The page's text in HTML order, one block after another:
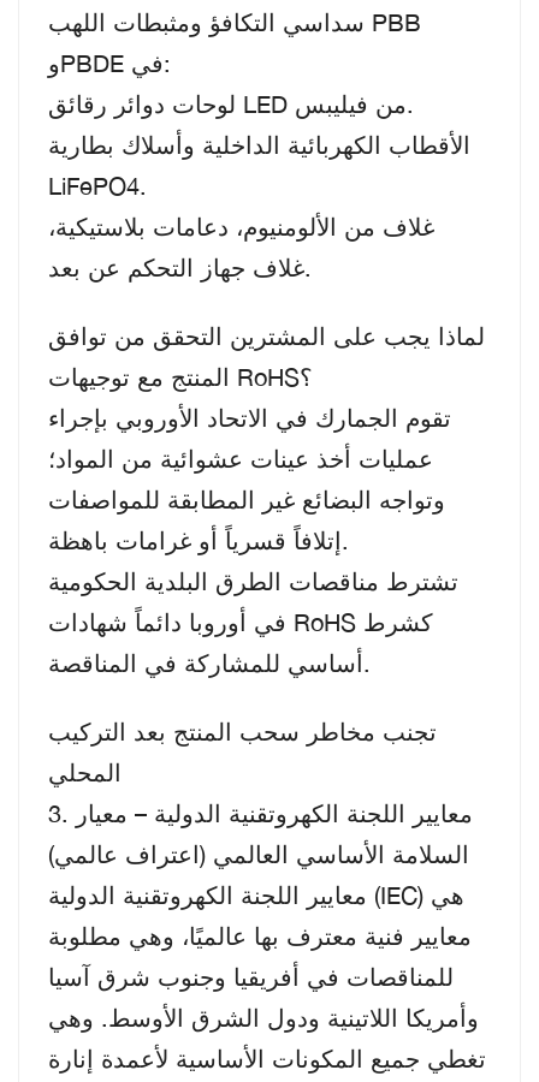
سداسي التكافؤ ومثبطات اللهب PBB
وPBDE في:
لوحات دوائر رقائق LED من فيليبس.
الأقطاب الكهربائية الداخلية وأسلاك بطارية
LiFePO4.
غلاف من الألومنيوم، دعامات بلاستيكية،
غلاف جهاز التحكم عن بعد.
لماذا يجب على المشترين التحقق من توافق
المنتج مع توجيهات RoHS؟
تقوم الجمارك في الاتحاد الأوروبي بإجراء
عمليات أخذ عينات عشوائية من المواد؛
وتواجه البضائع غير المطابقة للمواصفات
إتلافاً قسرياً أو غرامات باهظة.
تشترط مناقصات الطرق البلدية الحكومية
في أوروبا دائماً شهادات RoHS كشرط
أساسي للمشاركة في المناقصة.
تجنب مخاطر سحب المنتج بعد التركيب
المحلي
3. معايير اللجنة الكهروتقنية الدولية – معيار
السلامة الأساسي العالمي (اعتراف عالمي)
معايير اللجنة الكهروتقنية الدولية (IEC) هي
معايير فنية معترف بها عالميًا، وهي مطلوبة
للمناقصات في أفريقيا وجنوب شرق آسيا
وأمريكا اللاتينية ودول الشرق الأوسط. وهي
تغطي جميع المكونات الأساسية لأعمدة إنارة